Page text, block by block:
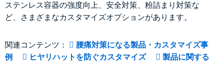
ステンレス容器の強度向上、安全対策、粉詰まり対策な
ど、さまざまなカスタマイズオプションがあります。
関連コンテンツ：
腰痛対策になる製品・カスタマイズ事
例
ヒヤリハットを防ぐカスタマイズ
製品に関する